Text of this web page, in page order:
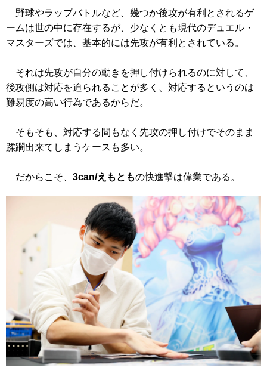
野球やラップバトルなど、幾つか後攻が有利とされるゲ
ームは世の中に存在するが、少なくとも現代のデュエル・
マスターズでは、基本的には先攻が有利とされている。
それは先攻が自分の動きを押し付けられるのに対して、
後攻側は対応を迫られることが多く、対応するというのは
難易度の高い行為であるからだ。
そもそも、対応する間もなく先攻の押し付けでそのまま
蹂躙出来てしまうケースも多い。
だからこそ、 3can/えもともの快進撃は偉業である。